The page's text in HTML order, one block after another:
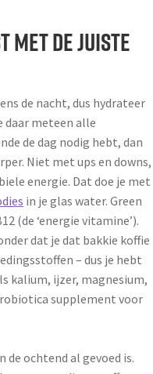
met de juiste
de nacht, dus hydrateer
daar meteen alle
de dag nodig hebt, dan
Niet met ups en downs,
energie. Dat doe je met
in je glas water. Green
(de ‘energie vitamine’).
dat je dat bakkie koffie
– dus je hebt
kalium, ijzer, magnesium,
supplement voor
de ochtend al gevoed is.